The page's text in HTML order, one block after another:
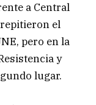
a Central
el
pero en la
y
lugar.